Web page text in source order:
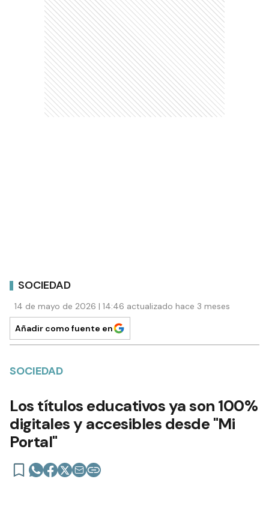
SOCIEDAD
14 de mayo de 2026 | 14:46 actualizado hace 3 meses
Añadir como fuente en
SOCIEDAD
Los títulos educativos ya son 100%
digitales y accesibles desde "Mi
Portal"